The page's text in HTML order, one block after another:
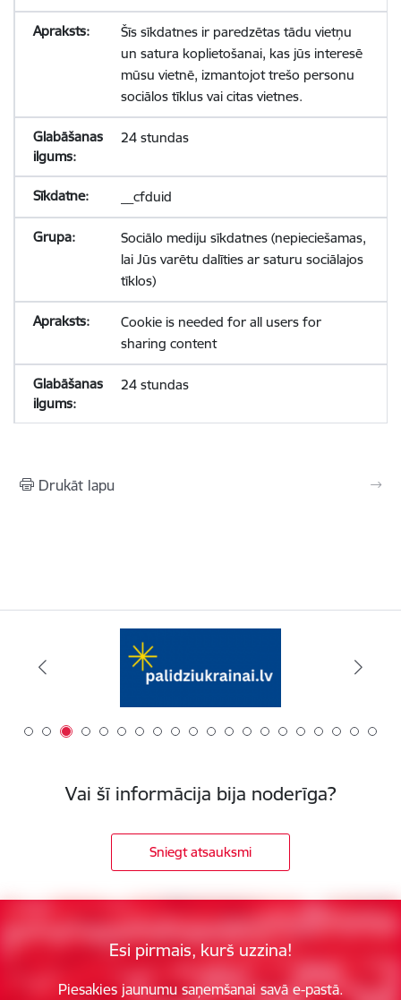
Šīs sīkdatnes ir paredzētas tādu vietņu
un satura koplietošanai, kas jūs interesē
mūsu vietnē, izmantojot trešo personu
sociālos tīklus vai citas vietnes.
24 stundas
__cfduid
Sociālo mediju sīkdatnes (nepieciešamas,
lai Jūs varētu dalīties ar saturu sociālajos
tīklos)
Cookie is needed for all users for
sharing content
24 stundas
Drukāt lapu
Vai šī informācija bija noderīga?
Sniegt atsauksmi
Esi pirmais, kurš uzzina!
Piesakies jaunumu saņemšanai savā e-pastā.